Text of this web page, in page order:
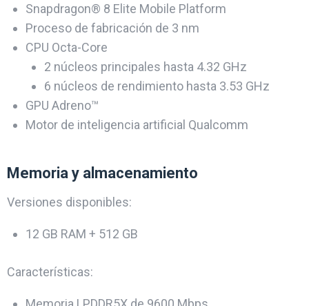
Snapdragon® 8 Elite Mobile Platform
Proceso de fabricación de 3 nm
CPU Octa-Core
2 núcleos principales hasta 4.32 GHz
6 núcleos de rendimiento hasta 3.53 GHz
GPU Adreno™
Motor de inteligencia artificial Qualcomm
Memoria y almacenamiento
Versiones disponibles:
12 GB RAM + 512 GB
Características: